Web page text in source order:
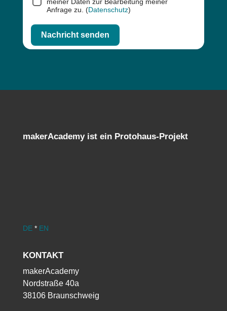
Anfrage zu. (Datenschutz)
Nachricht senden
makerAcademy ist ein Protohaus-Projekt
DE* EN
KONTAKT
makerAcademy
Nordstraße 40a
38106 Braunschweig